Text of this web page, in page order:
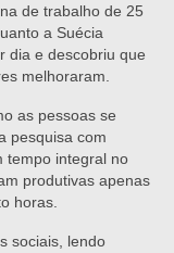
de trabalho de 25
a Suécia
dia e descobriu que
melhoraram.
as pessoas se
pesquisa com
tempo integral no
produtivas apenas
horas.
sociais, lendo